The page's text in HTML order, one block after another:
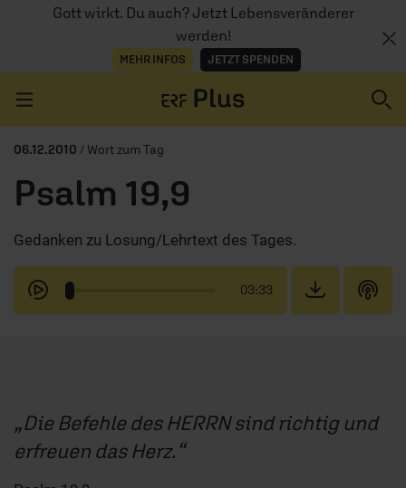
Gott wirkt. Du auch? Jetzt Lebensveränderer
werden!
MEHR INFOS JETZT SPENDEN
AUDIOTHEK
PROGRAMM
06.12.2010 / Wort zum Tag
Psalm 19,9
Gedanken zu Losung/Lehrtext des Tages.
03:33
Die Befehle des HERRN sind richtig und
erfreuen das Herz.